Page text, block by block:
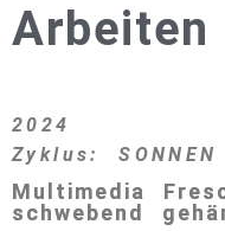
Arbeiten
2024
Zyklus: SONNEN
Multimedia
schwebend